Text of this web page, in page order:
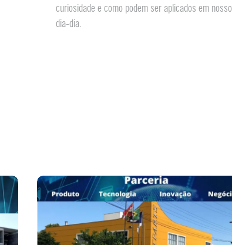
curiosidade e como podem ser aplicados em nosso
dia-dia.